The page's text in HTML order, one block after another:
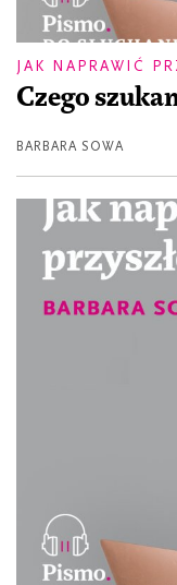
JAK NAPRAWIĆ
Czego
BARBARA SOWA